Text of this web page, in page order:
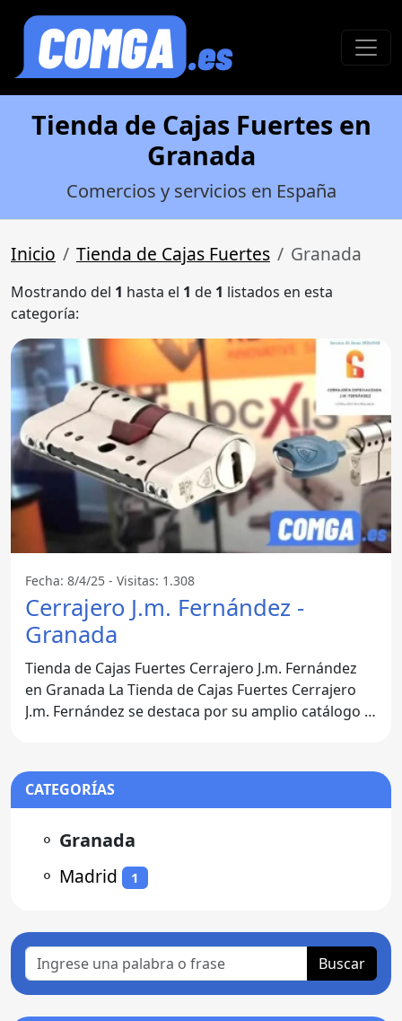
Tienda de Cajas Fuertes en
Granada
Comercios y servicios en España
Inicio Tienda de Cajas Fuertes Granada
Mostrando del 1 hasta el 1 de 1 listados en esta
categoría:
Fecha: 8/4/25 - Visitas: 1.308
Cerrajero J.m. Fernández -
Granada
Tienda de Cajas Fuertes Cerrajero J.m. Fernández
en Granada La Tienda de Cajas Fuertes Cerrajero
J.m. Fernández se destaca por su amplio catálogo y
CATEGORÍAS
⚬ Granada
⚬ Madrid 1
Buscar